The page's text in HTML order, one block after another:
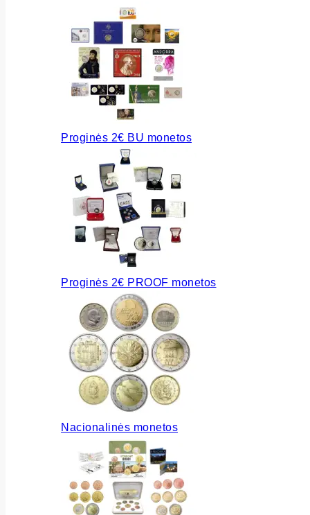
Proginės 2€ BU monetos
Proginės 2€ PROOF monetos
Nacionalinės monetos